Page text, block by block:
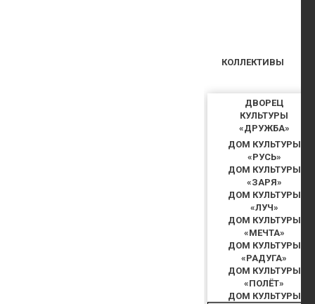
ДВОРЕЦ
КУЛЬТУРЫ
«ДРУЖБА»
ДОМ КУЛЬТУРЫ
«РУСЬ»
ДОМ КУЛЬТУРЫ
«ЗАРЯ»
ДОМ КУЛЬТУРЫ
«ЛУЧ»
ДОМ КУЛЬТУРЫ
«МЕЧТА»
ДОМ КУЛЬТУРЫ
«РАДУГА»
ДОМ КУЛЬТУРЫ
«ПОЛЁТ»
ДОМ КУЛЬТУРЫ
КОЛЛЕКТИВЫ